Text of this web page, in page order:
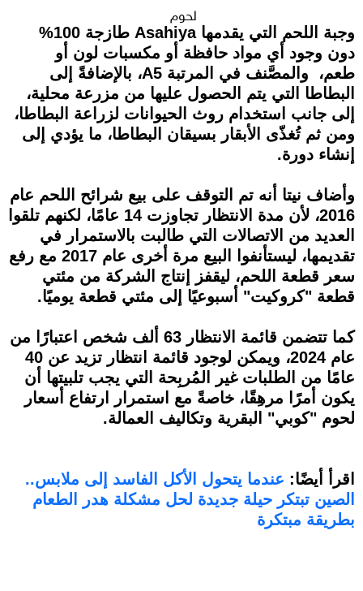
لحوم
وجبة اللحم التي يقدمها Asahiya طازجة 100%
دون وجود أي مواد حافظة أو مكسبات لون أو
طعم، والمصَّنف في المرتبة A5، بالإضافةً إلى
البطاطا التي يتم الحصول عليها من مزرعة محلية،
إلى جانب استخدام روث الحيوانات لزراعة البطاطا،
ومن ثم تُغذّى الأبقار بسيقان البطاطا، ما يؤدي إلى
إنشاء دورة.
وأضاف نيتا أنه تم التوقف على بيع شرائح اللحم عام
2016، لأن مدة الانتظار تجاوزت 14 عامًا، لكنهم تلقوا
العديد من الاتصالات التي طالبت بالاستمرار في
تقديمها، ليستأنفوا البيع مرة أخرى عام 2017 مع رفع
سعر قطعة اللحم، ليقفز إنتاج الشركة من مئتي
قطعة "كروكيت" أسبوعيًا إلى مئتي قطعة يوميًا.
كما تتضمن قائمة الانتظار 63 ألف شخص اعتبارًا من
عام 2024، ويمكن لوجود قائمة انتظار تزيد عن 40
عامًا من الطلبات غير المُربِحة التي يجب تلبيتها أن
يكون أمرًا مرهِقًا، خاصةً مع استمرار ارتفاع أسعار
لحوم "كوبي" البقرية وتكاليف العمالة.
اقرأ أيضًا: عندما يتحول الأكل الفاسد إلى ملابس..
الصين تبتكر حيلة جديدة لحل مشكلة هدر الطعام
بطريقة مبتكرة